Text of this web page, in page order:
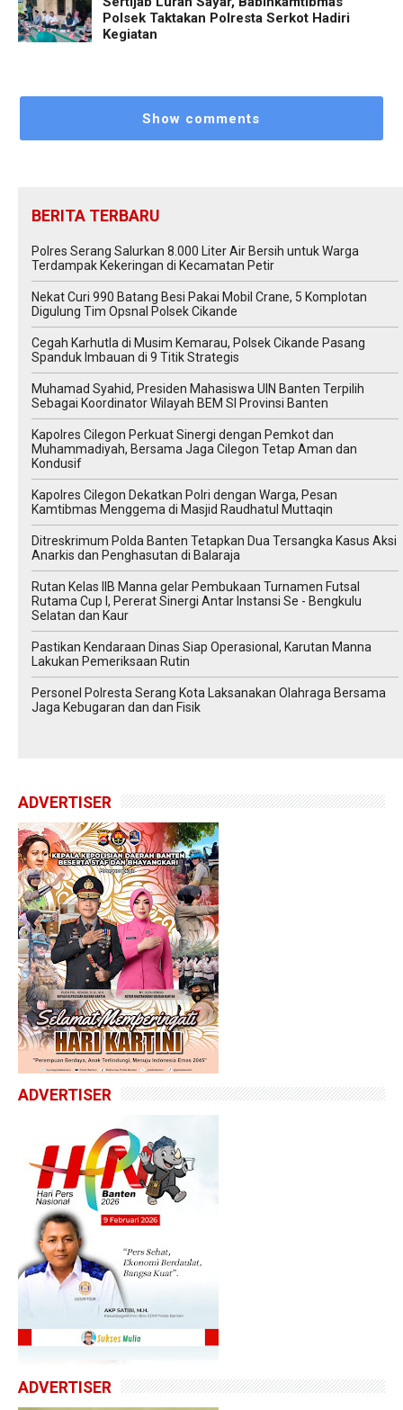
Polsek Taktakan Polresta Serkot Hadiri
Kegiatan
Show comments
BERITA TERBARU
Polres Serang Salurkan 8.000 Liter Air Bersih untuk Warga
Terdampak Kekeringan di Kecamatan Petir
Nekat Curi 990 Batang Besi Pakai Mobil Crane, 5 Komplotan
Digulung Tim Opsnal Polsek Cikande
Cegah Karhutla di Musim Kemarau, Polsek Cikande Pasang
Spanduk Imbauan di 9 Titik Strategis
Muhamad Syahid, Presiden Mahasiswa UIN Banten Terpilih
Sebagai Koordinator Wilayah BEM SI Provinsi Banten
Kapolres Cilegon Perkuat Sinergi dengan Pemkot dan
Muhammadiyah, Bersama Jaga Cilegon Tetap Aman dan
Kondusif
Kapolres Cilegon Dekatkan Polri dengan Warga, Pesan
Kamtibmas Menggema di Masjid Raudhatul Muttaqin
Ditreskrimum Polda Banten Tetapkan Dua Tersangka Kasus Aksi
Anarkis dan Penghasutan di Balaraja
Rutan Kelas IIB Manna gelar Pembukaan Turnamen Futsal
Rutama Cup I, Pererat Sinergi Antar Instansi Se - Bengkulu
Selatan dan Kaur
Pastikan Kendaraan Dinas Siap Operasional, Karutan Manna
Lakukan Pemeriksaan Rutin
Personel Polresta Serang Kota Laksanakan Olahraga Bersama
Jaga Kebugaran dan dan Fisik
ADVERTISER
ADVERTISER
ADVERTISER